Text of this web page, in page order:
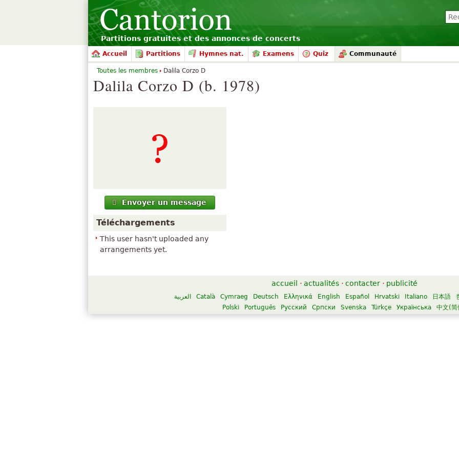
Partitions gratuites et des annonces de concerts
Accueil Partitions Hymnes nat. Examens Quiz Communauté
Dalila Corzo D (b. 1978)
Envoyer un message
Téléchargements
This user hasn't uploaded any
arrangements yet.
Toutes les membres Dalila Corzo D
accueil · actualités · contacter · publicité
العربية Català Cymraeg Deutsch Ελληνικά English Español Hrvatski Italiano 日本語
Polski
Português Русский Српски Svenska Türkçe Українська 中文(简